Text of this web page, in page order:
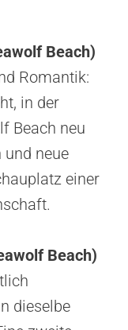
Beach)
Romantik:
in der
Beach neu
und neue
einer
Beach)
dieselbe